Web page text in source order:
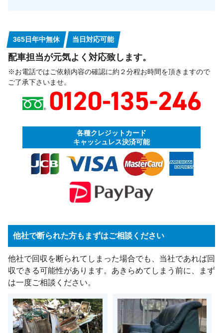
365日年中無休 当日対応可能
配車担当が元気よく対応致します。
※お電話ではご依頼内容の確認に約２分程お時間を頂きますので
ご了承下さいませ。
各種クレジットカード
キャッシュレス決済可能
他社で断られた方もまずはご相談ください
他社で回収を断られてしまった場合でも、当社であれば回
収できる可能性があります。あきらめてしまう前に、まず
は一度ご相談ください。